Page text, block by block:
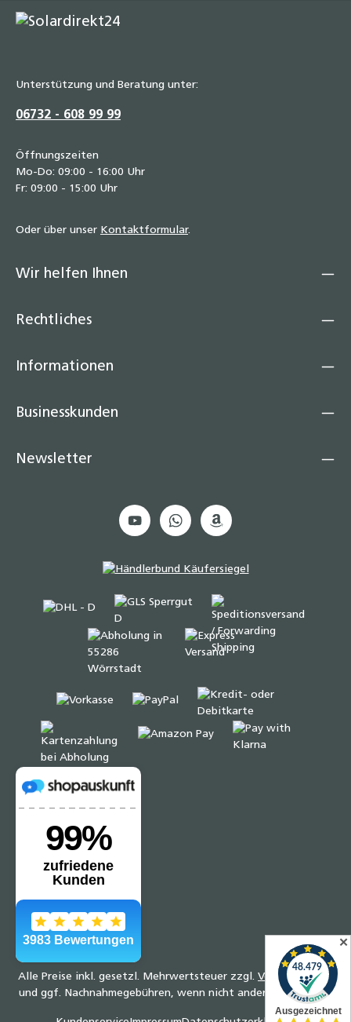
Unterstützung und Beratung unter:
06732 - 608 99 99
Öffnungszeiten
Mo-Do: 09:00 - 16:00 Uhr
Fr: 09:00 - 15:00 Uhr
Oder über unser Kontaktformular.
Wir helfen Ihnen
Rechtliches
Informationen
Businesskunden
Newsletter
Alle Preise inkl. gesetzl. Mehrwertsteuer zzgl. Versandkosten
und ggf. Nachnahmegebühren, wenn nicht anders angegeben.
✕